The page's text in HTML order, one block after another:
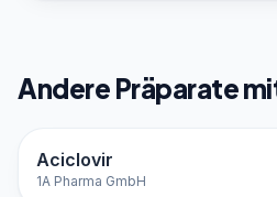
Andere Präparate
Aciclovir
1A Pharma GmbH